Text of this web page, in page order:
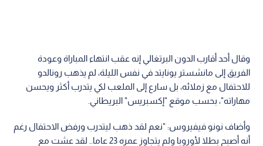
وقال أحد أقارب الدون البرتغالي إنه عقب انتهاء المباراة وعودة
الفريق إلى مانشستر يونايتد في نفس الليلة، لم يذهب رونالدو
للاحتفال مع زملائه، بل سارع إلى الملعب لكي يتدرب أكثر ويحسن
مهاراته"، بحسب موقع "إكسبريس" البريطاني.
وأضاف نونو فيفيروس: "نعم لقد ذهب ليتدرب ورفض الاحتفال رغم
أنه أصبح بطلا لأوروبا ولم يتجاوز عمره 23 عاما.. لقد عشت مع